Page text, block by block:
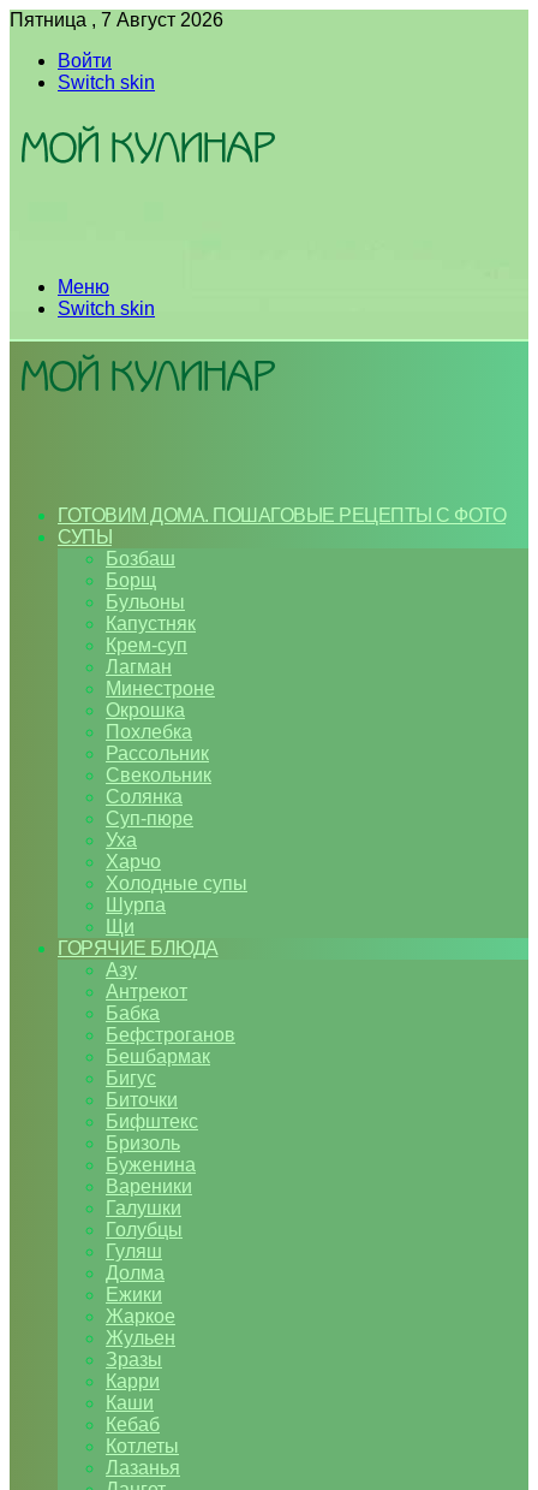
Пятница , 7 Август 2026
Войти
Switch skin
Меню
Switch skin
ГОТОВИМ ДОМА. ПОШАГОВЫЕ РЕЦЕПТЫ С ФОТО
СУПЫ
Бозбаш
Борщ
Бульоны
Капустняк
Крем-суп
Лагман
Минестроне
Окрошка
Похлебка
Рассольник
Свекольник
Солянка
Суп-пюре
Уха
Харчо
Холодные супы
Шурпа
Щи
ГОРЯЧИЕ БЛЮДА
Азу
Антрекот
Бабка
Бефстроганов
Бешбармак
Бигус
Биточки
Бифштекс
Бризоль
Буженина
Вареники
Галушки
Голубцы
Гуляш
Долма
Ежики
Жаркое
Жульен
Зразы
Карри
Каши
Кебаб
Котлеты
Лазанья